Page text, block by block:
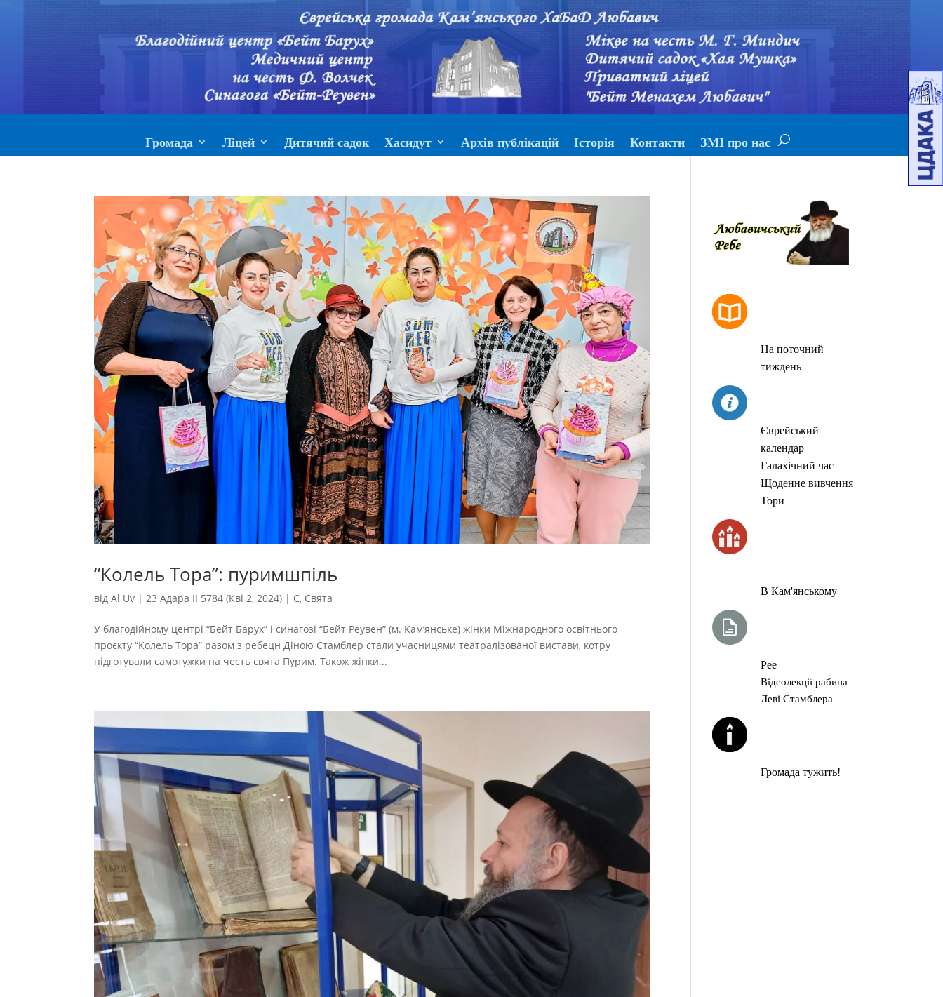
Громада Ліцей Дитячий садок Хасидут Архів публікацій Історія Контакти ЗМІ про нас
“Колель Тора”: пуримшпіль
відAl Uv | 23 Адара II 5784 (Кві 2, 2024) | С, Свята
У благодійному центрі “Бейт Барух” і синагозі “Бейт Реувен” (м. Кам’янське) жінки Міжнародного освітнього
проєкту “Колель Тора” разом з ребецн Діною Стамблер стали учасницями театралізованої вистави, котру
підготували самотужки на честь свята Пурим. Також жінки...
На поточний
тиждень
Єврейський
календар
Галахічний час
Щоденне вивчення
Тори
В Кам'янському
Рее
Відеолекції рабина
Леві Стамблера
Громада тужить!